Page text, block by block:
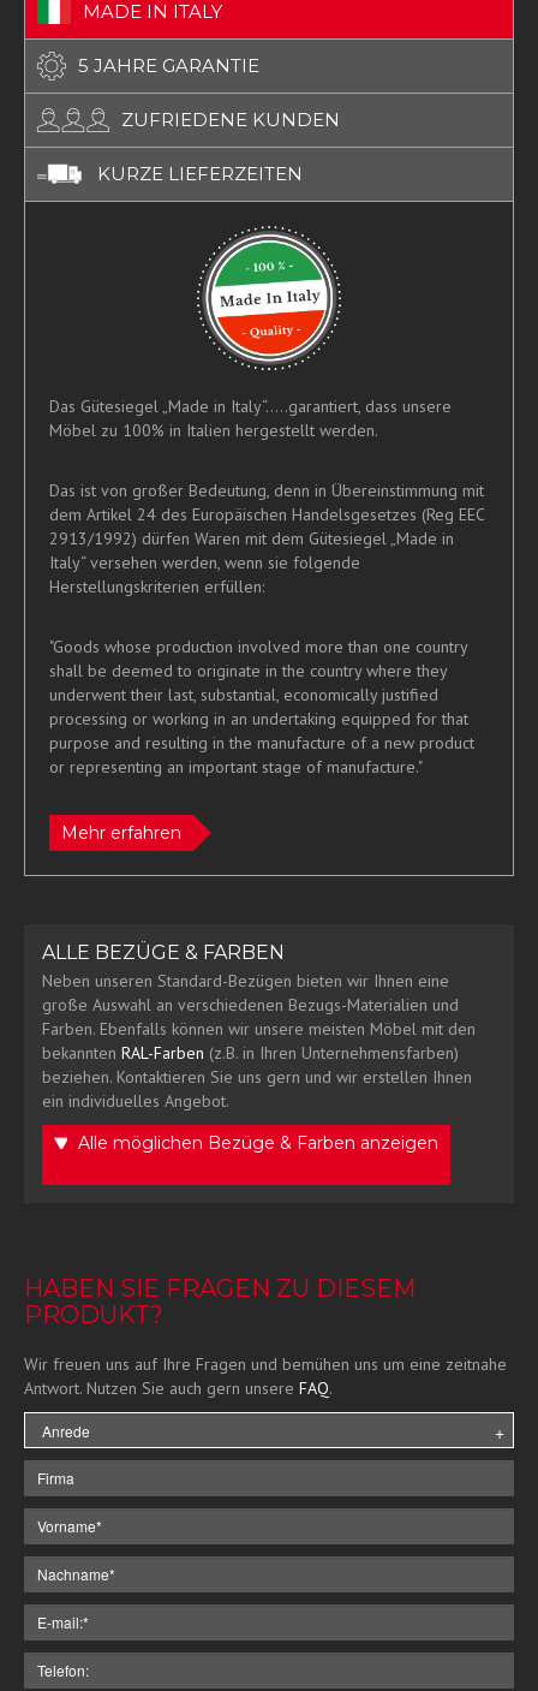
MADE IN ITALY
5 JAHRE GARANTIE
ZUFRIEDENE KUNDEN
KURZE LIEFERZEITEN
Das Gütesiegel „Made in Italy“.....garantiert, dass unsere
Möbel zu 100% in Italien hergestellt werden.
Das ist von großer Bedeutung, denn in Übereinstimmung mit
dem Artikel 24 des Europäischen Handelsgesetzes (Reg EEC
2913/1992) dürfen Waren mit dem Gütesiegel „Made in
Italy“ versehen werden, wenn sie folgende
Herstellungskriterien erfüllen:
"Goods whose production involved more than one country
shall be deemed to originate in the country where they
underwent their last, substantial, economically justified
processing or working in an undertaking equipped for that
purpose and resulting in the manufacture of a new product
or representing an important stage of manufacture."
Mehr erfahren
ALLE BEZÜGE & FARBEN
Neben unseren Standard-Bezügen bieten wir Ihnen eine
große Auswahl an verschiedenen Bezugs-Materialien und
Farben. Ebenfalls können wir unsere meisten Möbel mit den
bekannten RAL-Farben (z.B. in Ihren Unternehmensfarben)
beziehen. Kontaktieren Sie uns gern und wir erstellen Ihnen
ein individuelles Angebot.
Alle möglichen Bezüge & Farben anzeigen
HABEN SIE FRAGEN ZU DIESEM
PRODUKT?
Wir freuen uns auf Ihre Fragen und bemühen uns um eine zeitnahe
Antwort. Nutzen Sie auch gern unsere FAQ.